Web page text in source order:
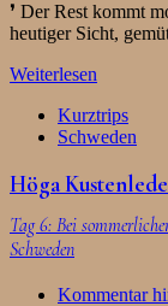
❜ Der Rest kommt
heutiger Sicht,
Weiterlesen
Kurztrips
Schweden
Höga
Tag 6: Bei
Schweden
Kommentar